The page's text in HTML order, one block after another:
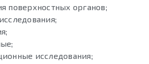
поверхностных органов;
исследования;